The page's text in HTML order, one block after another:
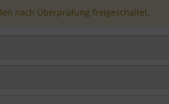
nach Überprüfung freigeschaltet.